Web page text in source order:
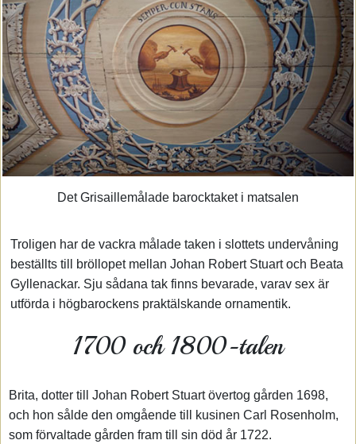
Det Grisaillemålade barocktaket i matsalen
Troligen har de vackra målade taken i slottets undervåning
beställts till bröllopet mellan Johan Robert Stuart och Beata
Gyllenackar. Sju sådana tak finns bevarade, varav sex är
utförda i högbarockens praktälskande ornamentik.
1700 och 1800-talen
Brita, dotter till Johan Robert Stuart övertog gården 1698,
och hon sålde den omgående till kusinen Carl Rosenholm,
som förvaltade gården fram till sin död år 1722.